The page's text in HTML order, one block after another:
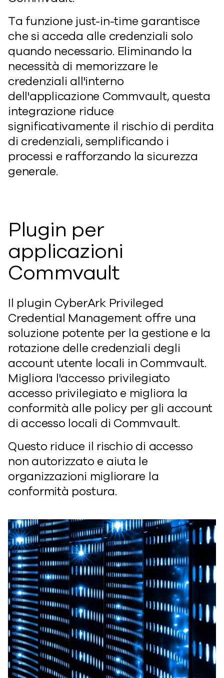
Ta funzione just-in-time garantisce
che si acceda alle credenziali solo
quando necessario. Eliminando la
necessità di memorizzare le
credenziali all'interno
dell'applicazione Commvault, questa
integrazione riduce
significativamente il rischio di perdita
di credenziali, semplificando i
processi e rafforzando la sicurezza
generale.
Plugin per
applicazioni
Commvault
Il plugin CyberArk Privileged
Credential Management offre una
soluzione potente per la gestione e la
rotazione delle credenziali degli
account utente locali in Commvault.
Migliora l'accesso privilegiato
accesso privilegiato e migliora la
conformità alle policy per gli account
di accesso locali di Commvault.
Questo riduce il rischio di accesso
non autorizzato e aiuta le
organizzazioni migliorare la
conformità postura.